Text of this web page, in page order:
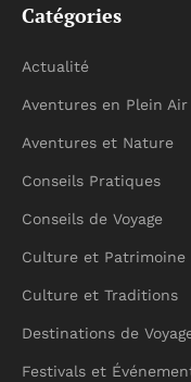
Catégories
Actualité
Aventures en Plein Air
Aventures et Nature
Conseils Pratiques
Conseils de Voyage
Culture et Patrimoine
Culture et Traditions
Destinations de
Festivals et